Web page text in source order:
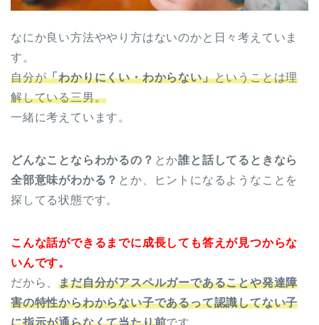
なにか良い方法ややり方はないのかと日々考えていま
す。
自分が「わかりにくい・わからない」ということは理
解している三男。
一緒に考えています。
どんなことならわかるの？ とか誰と話してるときなら
全部意味がわかる？ とか、ヒントになるようなことを
探してる状態です。
こんな話ができるまでに成長しても答えが見つからな
いんです。
だから、まだ自分がアスペルガーであることや発達障
害の特性からわからない子であるって認識してない子
に指示が通らなくて当たり前です。